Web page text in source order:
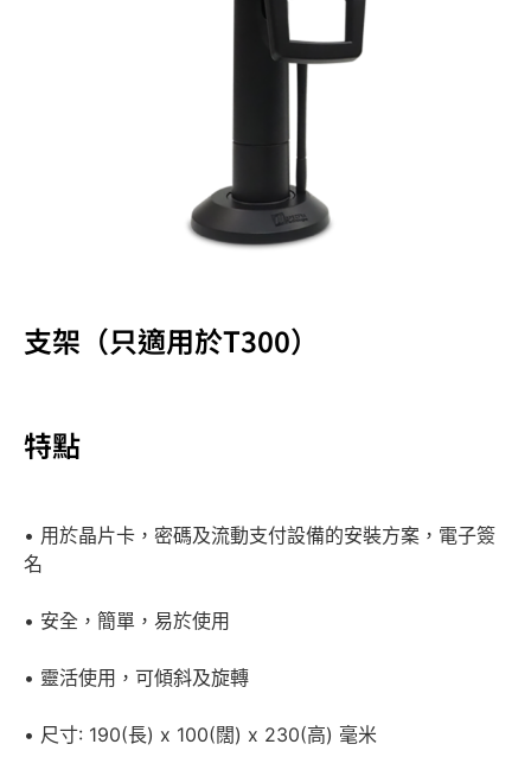
支架（只適用於T300）
特點
• 用於晶片卡，密碼及流動支付設備的安裝方案，電子簽
名
• 安全，簡單，易於使用
• 靈活使用，可傾斜及旋轉
• 尺寸: 190(長) x 100(闊) x 230(高) 毫米